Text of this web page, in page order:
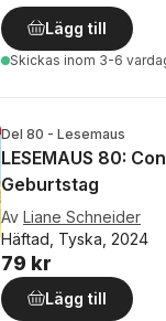
Lägg till
Skickas inom 3-6
Del 80 - Lesemaus
LESEMAUS 80:
Geburtstag
Av Liane Schneider
Häftad, Tyska, 2024
79 kr
Lägg till